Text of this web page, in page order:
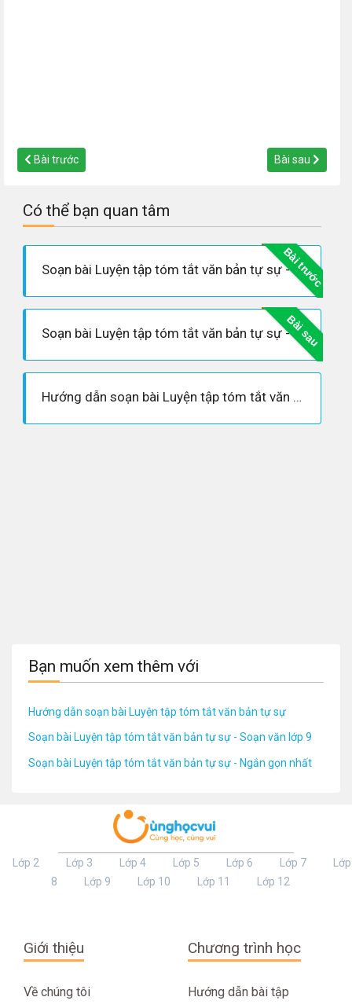
Bài trước Bài sau
Có thể bạn quan tâm
Bài trước
Soạn bài Luyện tập tóm tắt văn bản tự sự - Soạn văn lớp 9
Bài sau
Soạn bài Luyện tập tóm tắt văn bản tự sự - Ngắn gọn nhất
Hướng dẫn soạn bài Luyện tập tóm tắt văn bản tự sự
Bạn muốn xem thêm với
Hướng dẫn soạn bài Luyện tập tóm tắt văn bản tự sự
Soạn bài Luyện tập tóm tắt văn bản tự sự - Soạn văn lớp 9
Soạn bài Luyện tập tóm tắt văn bản tự sự - Ngắn gọn nhất
Lớp 2 Lớp 3 Lớp 4 Lớp 5 Lớp 6 Lớp 7
Lớp
8
Lớp 9 Lớp 10 Lớp 11 Lớp 12
Giới thiệu
Về chúng tôi
Chương trình học
Hướng dẫn bài tập